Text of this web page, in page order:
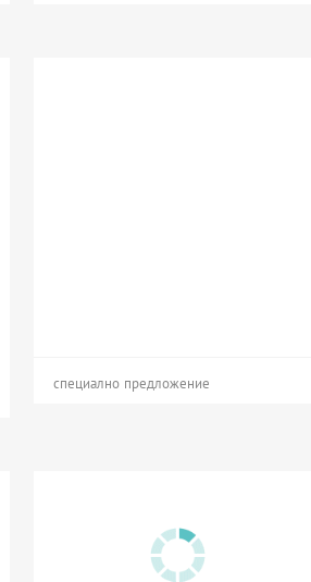
специално предложение